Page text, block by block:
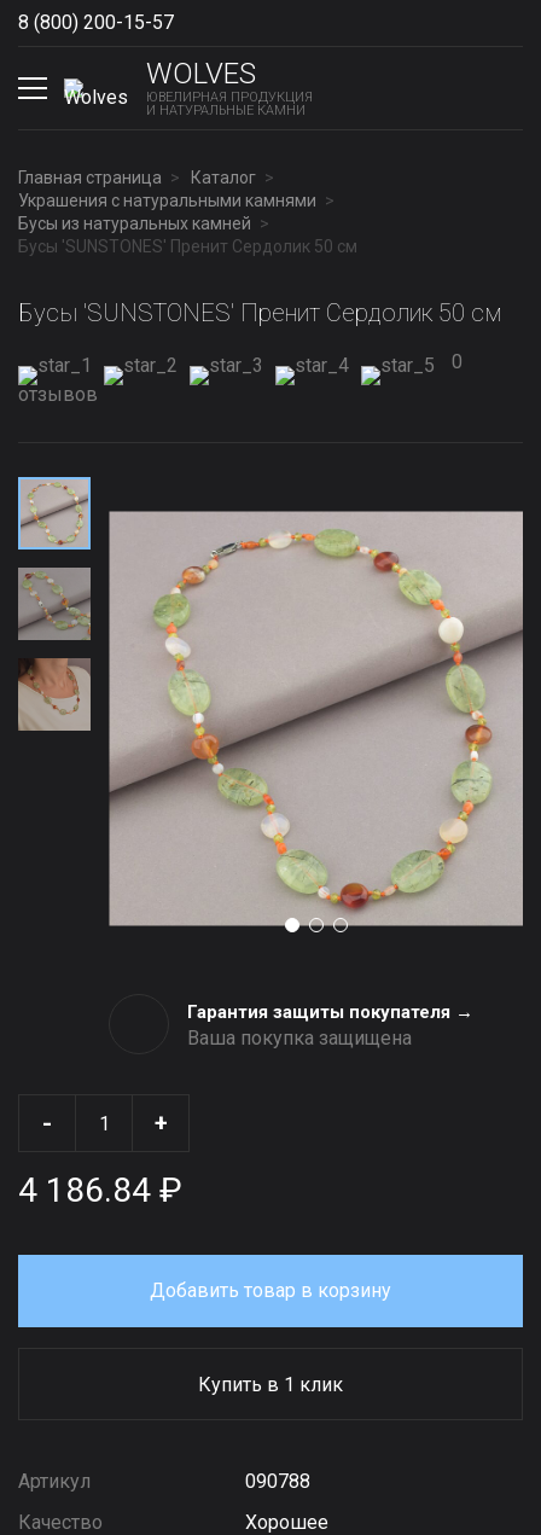
8 (800) 200-15-57
WOLVES
ЮВЕЛИРНАЯ ПРОДУКЦИЯ
И НАТУРАЛЬНЫЕ КАМНИ
Главная страница
Каталог
Украшения с натуральными камнями
Бусы из натуральных камней
Бусы 'SUNSTONES' Пренит Сердолик 50 см
Бусы 'SUNSTONES' Пренит Сердолик 50 см
0
отзывов
Гарантия защиты покупателя →
Ваша покупка защищена
- +
4 186.84 ₽
Добавить товар в корзину
Купить в 1 клик
Артикул
090788
Качество
Хорошее